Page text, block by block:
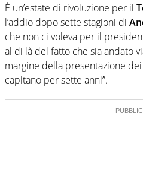
È un’estate di rivoluzione per il
l’addio dopo sette stagioni di
che non ci voleva per il
al di là del fatto che sia andato
margine della presentazione
capitano per sette anni”.